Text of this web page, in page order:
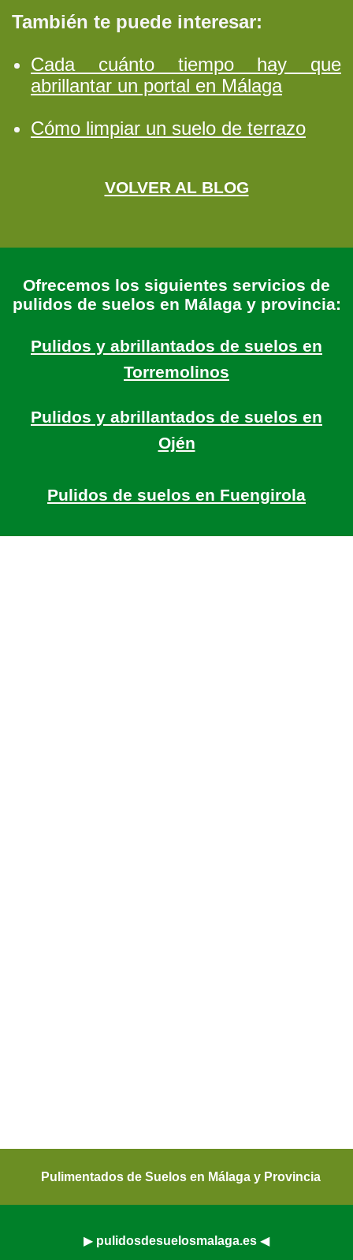
También te puede interesar:
Cada cuánto tiempo hay que
abrillantar un portal en Málaga
Cómo limpiar un suelo de terrazo
VOLVER AL BLOG
Ofrecemos los siguientes servicios de
pulidos de suelos en Málaga y provincia:
Pulidos y abrillantados de suelos en
Torremolinos
Pulidos y abrillantados de suelos en
Ojén
Pulidos de suelos en Fuengirola
Pulimentados de Suelos en Málaga y Provincia
▶ pulidosdesuelosmalaga.es ◀